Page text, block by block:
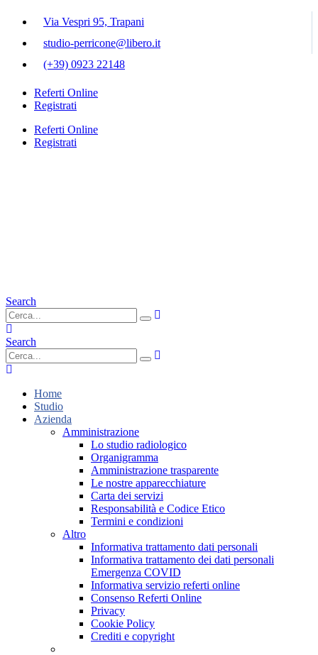
Via Vespri 95, Trapani
studio-perricone@libero.it
(+39) 0923 22148
Referti Online
Registrati
Referti Online
Registrati
Search
Search
Home
Studio
Azienda
Amministrazione
Lo studio radiologico
Organigramma
Amministrazione trasparente
Le nostre apparecchiature
Carta dei servizi
Responsabilità e Codice Etico
Termini e condizioni
Altro
Informativa trattamento dati personali
Informativa trattamento dei dati personali
Emergenza COVID
Informativa servizio referti online
Consenso Referti Online
Privacy
Cookie Policy
Crediti e copyright